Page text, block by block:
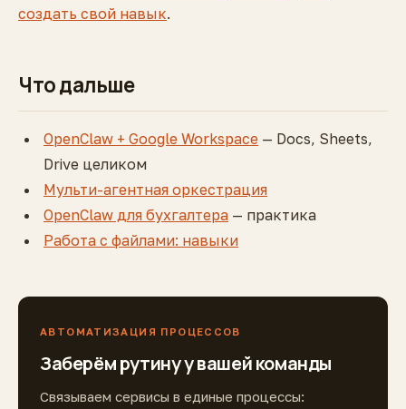
создать свой навык.
Что дальше
OpenClaw + Google Workspace — Docs, Sheets,
Drive целиком
Мульти-агентная оркестрация
OpenClaw для бухгалтера — практика
Работа с файлами: навыки
АВТОМАТИЗАЦИЯ ПРОЦЕССОВ
Заберём рутину у вашей команды
Связываем сервисы в единые процессы: